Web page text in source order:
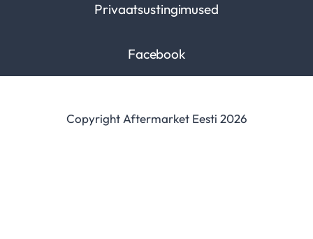
Privaatsustingimused
Facebook
Copyright Aftermarket Eesti 2026